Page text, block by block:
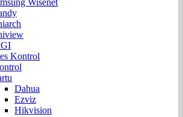
Kontrol
Dahua
Ezviz
Hikvision